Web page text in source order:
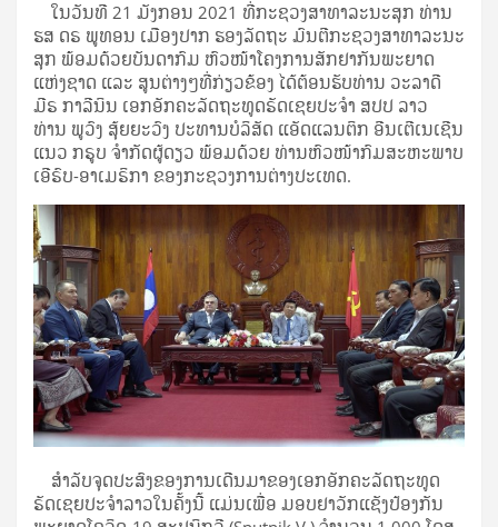
ໃນວັນທີ 21 ມັງກອນ 2021 ທີ່ກະຊວງສາທາລະນະສຸກ ທ່ານ
ຮສ ດຣ ພູທອນ ເມືອງປາກ ຮອງລັດຖະ ມົນຕີກະຊວງສາທາລະນະ
ສຸກ ພ້ອມດ້ວຍບັນດາກົມ ຫົວໜ້າໂຄງການສັກຢາກັນພະຍາດ
ແຫ່ງຊາດ ແລະ ສູນຕ່າງໆທີ່ກ່ຽວຂ້ອງ ໄດ້ຕ້ອນຮັບທ່ານ ວະລາດີ
ມີຣ ກາລີນິນ ເອກອັກຄະລັດຖະທູດຣັດເຊຍປະຈຳ ສປປ ລາວ
ທ່ານ ພູວົງ ສຸ້ຍຍະວົງ ປະທານບໍລິສັດ ແອັດແລນຕິກ ອີນເຕີເນເຊີນ
ແນວ ກຣູບ ຈຳກັດຜູ້ດຽວ ພ້ອມດ້ວຍ ທ່ານຫົວໜ້າກົມສະຫະພາບ
ເອີຣົບ-ອາເມຣິກາ ຂອງກະຊວງການຕ່າງປະເທດ.
ສຳລັບຈຸດປະສົງຂອງການເດີນມາຂອງເອກອັກຄະລັດຖະທູດ
ຣັດເຊຍປະຈຳລາວໃນຄັ້ງນີ້ ແມ່ນເພື່ອ ມອບຢາວັກແຊັງປ້ອງກັນ